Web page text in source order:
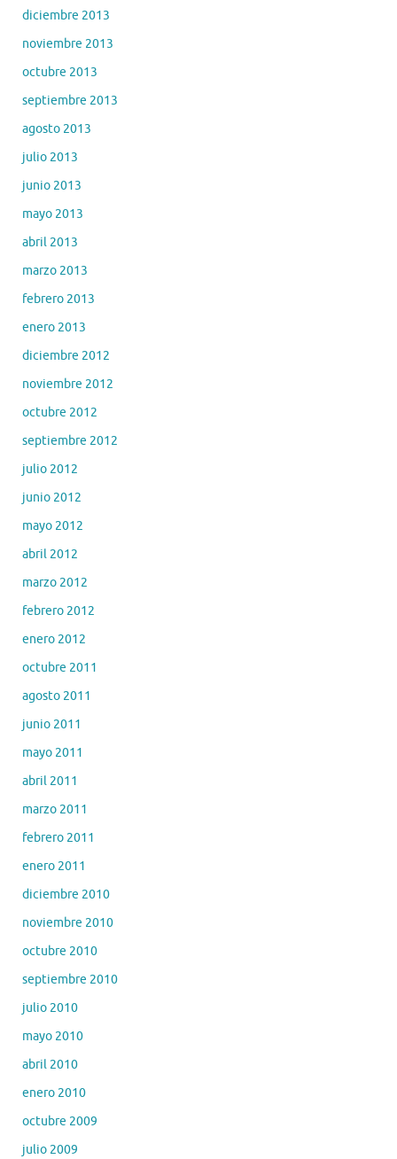
diciembre 2013
noviembre 2013
octubre 2013
septiembre 2013
agosto 2013
julio 2013
junio 2013
mayo 2013
abril 2013
marzo 2013
febrero 2013
enero 2013
diciembre 2012
noviembre 2012
octubre 2012
septiembre 2012
julio 2012
junio 2012
mayo 2012
abril 2012
marzo 2012
febrero 2012
enero 2012
octubre 2011
agosto 2011
junio 2011
mayo 2011
abril 2011
marzo 2011
febrero 2011
enero 2011
diciembre 2010
noviembre 2010
octubre 2010
septiembre 2010
julio 2010
mayo 2010
abril 2010
enero 2010
octubre 2009
julio 2009